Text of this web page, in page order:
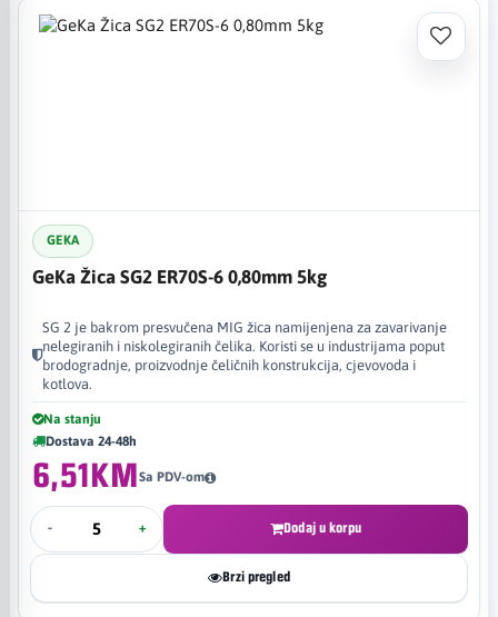
GEKA
GeKa Žica SG2 ER70S-6 0,80mm 5kg
SG 2 je bakrom presvučena MIG žica namijenjena za zavarivanje
nelegiranih i niskolegiranih čelika. Koristi se u industrijama poput
brodogradnje, proizvodnje čeličnih konstrukcija, cjevovoda i
kotlova.
Na stanju
Dostava 24-48h
6,51KMSa PDV-om
- + Dodaj u korpu
Brzi pregled